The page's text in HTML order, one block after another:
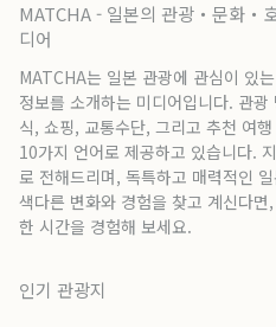
MATCHA - 일본의 관광・문화・
디어
MATCHA는 일본 관광에 관심이 있
정보를 소개하는 미디어입니다. 관
식, 쇼핑, 교통수단, 그리고 추천 여
10가지 언어로 제공하고 있습니다.
로 전해드리며, 독특하고 매력적인
색다른 변화와 경험을 찾고 계신다
한 시간을 경험해 보세요.
인기 관광지